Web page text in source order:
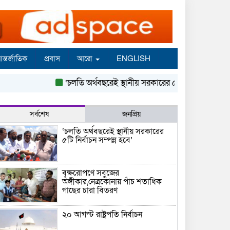
প্রবাস আরো ENGLISH
‘চলতি অর্থবছরেই স্থানীয় সরকারের ৫টি নির্বাচন সম্পন্ন হবে’
সর্বশেষ জনপ্রিয়
‘চলতি অর্থবছরেই স্থানীয় সরকারের
৫টি নির্বাচন সম্পন্ন হবে’
বৃক্ষরোপণে সবুজের
অঙ্গীকার,নেত্রকোনায় পাঁচ শতাধিক
গাছের চারা বিতরণ
২০ আগস্ট রাষ্ট্রপতি নির্বাচন